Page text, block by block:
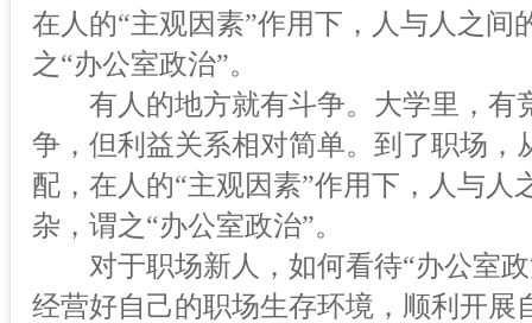
在人的“主观因素”作用下，人与人之
之“办公室政治”。
有人的地方就有斗争。大学里，有
争，但利益关系相对简单。到了职场
配，在人的“主观因素”作用下，人与
杂，谓之“办公室政治”。
对于职场新人，如何看待“办公室政
经营好自己的职场生存环境，顺利开展